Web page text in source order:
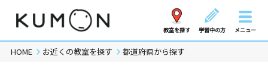
教室を探す 学習中の方 メニュー
HOME お近くの教室を探す 都道府県から探す